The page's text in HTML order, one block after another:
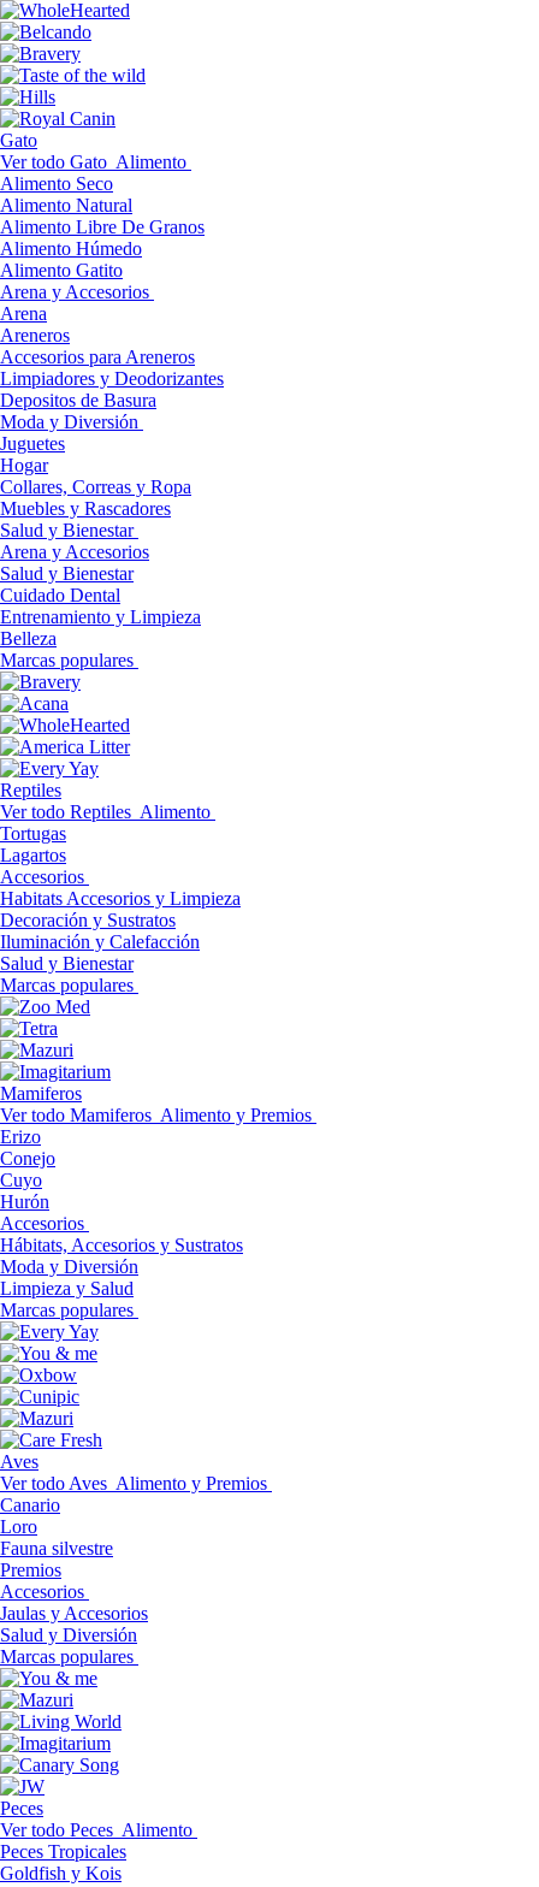
Gato
Ver todo Gato Alimento
Alimento Seco
Alimento Natural
Alimento Libre De Granos
Alimento Húmedo
Alimento Gatito
Arena y Accesorios
Arena
Areneros
Accesorios para Areneros
Limpiadores y Deodorizantes
Depositos de Basura
Moda y Diversión
Juguetes
Hogar
Collares, Correas y Ropa
Muebles y Rascadores
Salud y Bienestar
Arena y Accesorios
Salud y Bienestar
Cuidado Dental
Entrenamiento y Limpieza
Belleza
Marcas populares
Reptiles
Ver todo Reptiles Alimento
Tortugas
Lagartos
Accesorios
Habitats Accesorios y Limpieza
Decoración y Sustratos
Iluminación y Calefacción
Salud y Bienestar
Marcas populares
Mamiferos
Ver todo Mamiferos Alimento y Premios
Erizo
Conejo
Cuyo
Hurón
Accesorios
Hábitats, Accesorios y Sustratos
Moda y Diversión
Limpieza y Salud
Marcas populares
Aves
Ver todo Aves Alimento y Premios
Canario
Loro
Fauna silvestre
Premios
Accesorios
Jaulas y Accesorios
Salud y Diversión
Marcas populares
Peces
Ver todo Peces Alimento
Peces Tropicales
Goldfish y Kois